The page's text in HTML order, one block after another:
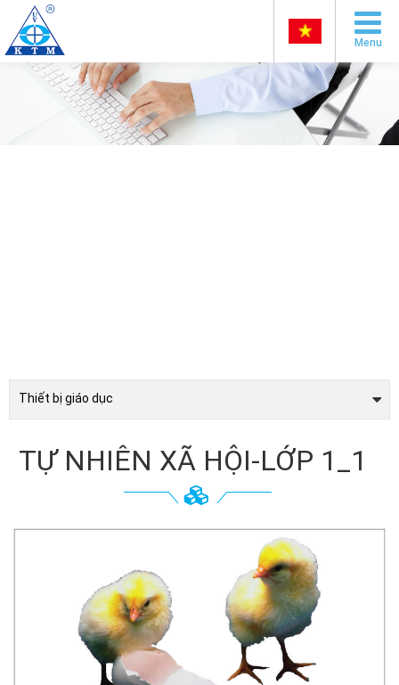
Menu
Thiết bị giáo dục
TỰ NHIÊN XÃ HỘI-LỚP 1_1